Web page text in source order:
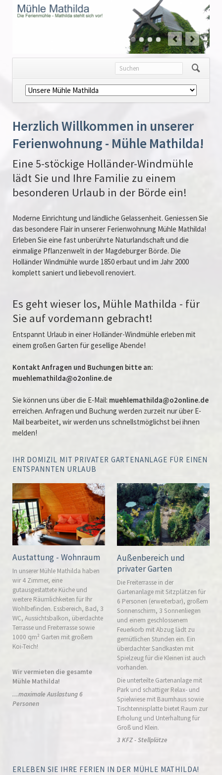
Navigation
überspringen
Herzlich Willkommen in unserer
Ferienwohnung - Mühle Mathilda!
Eine 5-stöckige Holländer-Windmühle
lädt Sie und Ihre Familie zu einem
besonderen Urlaub in der Börde ein!
Moderne Einrichtung und ländliche Gelassenheit. Geniessen Sie
das besondere Flair in unserer Ferienwohnung Mühle Mathilda!
Erleben Sie eine fast unberührte Naturlandschaft und die
einmalige Pflanzenwelt in der Magdeburger Börde. Die
Holländer Windmühle wurde 1850 erbaut und im Jahr 2000
komplett saniert und liebevoll renoviert.
Es geht wieser los, Mühle Mathilda - für
Sie auf vordemann gebracht!
Entspannt Urlaub in einer Holländer-Windmühle erleben mit
einem großen Garten für gesellige Abende!
Kontakt Anfragen und Buchungen bitte an:
muehlemathilda@o2online.de
Sie können uns über die E-Mail: muehlemathilda@o2online.de
erreichen. Anfragen und Buchung werden zurzeit nur über E-
Mail bearbeitet, wir werden uns schnellstmöglichst bei ihnen
melden!
IHR DOMIZIL MIT PRIVATER GARTENANLAGE FÜR EINEN
ENTSPANNTEN URLAUB
Austattung - Wohnraum
In unserer Mühle Mathilda haben
wir 4 Zimmer, eine
gutausgestattete Küche und
weitere Räumlichkeiten für Ihr
Wohlbefinden. Essbereich, Bad, 3
WC, Aussichtsbalkon, überdachte
Terrasse und Freiterrasse sowie
1000 qm² Garten mit großem
Koi-Teich!
Wir vermieten die gesamte
Mühle Mathilda!
...maximale Auslastung 6
Personen
Außenbereich und
privater Garten
Die Freiterrasse in der
Gartenanlage mit Sitzplätzen für
6 Personen (erweiterbar), großem
Sonnenschirm, 3 Sonnenliegen
und einem geschlossenem
Feuerkorb mit Abzug lädt zu
gemütlichen Stunden ein. Ein
überdachter Sandkasten mit
Spielzeug für die Kleinen ist auch
vorhanden.
Die unterteilte Gartenanlage mit
Park und schattiger Relax- und
Spielwiese mit Baumhaus sowie
Tischtennisplatte bietet Raum zur
Erholung und Unterhaltung für
Groß und Klein.
3 KFZ - Stellplätze
ERLEBEN SIE IHRE FERIEN IN DER MÜHLE MATHILDA!